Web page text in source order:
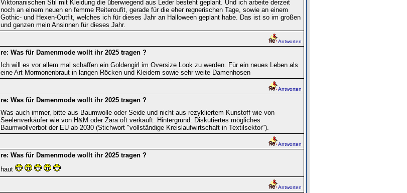
Viktorianischen Stil mit Kleidung die überwiegend aus Leder besteht geplant. Und ich arbeite derzeit
noch an einem neuen en femme Reiteroufit, gerade für die eher regnerischen Tage, sowie an einem
Gothic- und Hexen-Outfit, welches ich für dieses Jahr an Halloween geplant habe. Das ist so im großen
und ganzen mein Ansinnen für dieses Jahr.
Antworten
re: Was für Damenmode wollt ihr 2025 tragen ?
Ich will es vor allem mal schaffen ein Goldengirl im Oversize Look zu werden. Für ein neues Leben als
eine Art Mormonenbraut in langen Röcken und Kleidern sowie sehr weite Damenhosen
Antworten
re: Was für Damenmode wollt ihr 2025 tragen ?
Was auch immer, bitte aus Baumwolle oder Seide und nicht aus rezykliertem Kunstoff wie von
Seelenverkäufer wie von H&M oder Zara oft verkauft. Hintergrund: Diskutiertes mögliches
Baumwollverbot der EU ab 2030 (Stichwort "vollständige Kreislaufwirtschaft in Textilsektor").
Antworten
re: Was für Damenmode wollt ihr 2025 tragen ?
haut
Antworten